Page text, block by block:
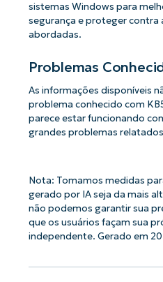
sistemas Windows para
segurança e proteger contra
abordadas.
Problemas
As informações disponíveis
problema conhecido com
parece estar funcionando
grandes problemas
Nota: Tomamos medidas
gerado por IA seja da mais
não podemos garantir sua
que os usuários façam sua
independente. Gerado em